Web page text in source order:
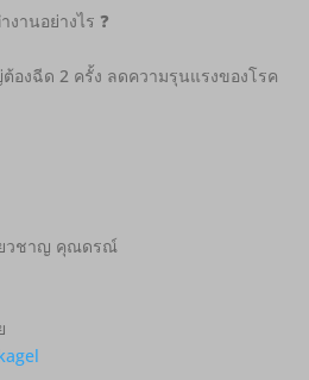
านอย่างไร ❓
องฉีด 2 ครั้ง ลดความรุนแรงของโรค
ยวชาญ คุณดรณ์